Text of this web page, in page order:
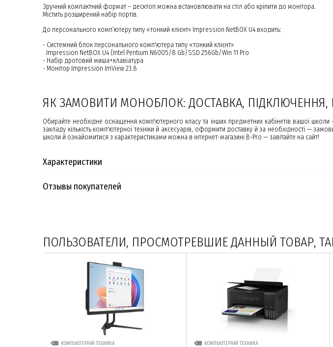
Зручний компактний формат – десктоп можна встановлювати на стіл або кріпити до монітора.
Містить розширений набір портів.
До персонального комп’ютеру типу «тонкий клієнт» Impression NetBOX U4 входить:
- Системний блок персонального комп'ютера типу «тонкий клієнт»
Impression NetBOX U4 (Intel Pentium N6005/8 Gb/SSD 256Gb/Win 11 Pro
- Набір дротовий миша+клавіатура
- Монітор Impression ImView 23.8
ЯК ЗАМОВИТИ МОНОБЛОК: ДОСТАВКА, ПІДКЛЮЧЕННЯ,
Обирайте необхідне оснащення комп'ютерного класу та інших предметних кабінетів вашої
закладу кількість комп'ютерної техніки й аксесуарів, оформити доставку й за необхідності —
школи й ознайомитися з характеристиками можна в інтернет-магазині B-Pro — завітайте на сайт!
Характеристики
Отзывы покупателей
ПОЛЬЗОВАТЕЛИ, ПРОСМОТРЕВШИЕ ДАННЫЙ ТОВАР,
КОМПЬЮТЕРНАЯ ТЕХНИКА КОМПЬЮТЕРНАЯ ТЕХНИКА